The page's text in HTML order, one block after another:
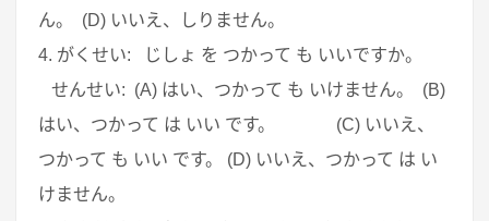
ん。 (D) いいえ、しりません。
4. がくせい: じしょ を つかって も いいですか。
せんせい: (A) はい、つかって も いけません。 (B)
はい、つかって は いい です。 (C) いいえ、
つかって も いい です。 (D) いいえ、つかって は い
けません。